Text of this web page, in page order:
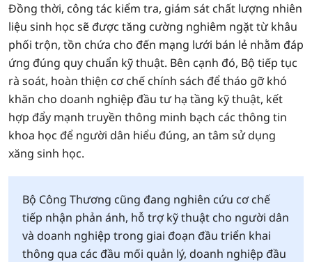
Đồng thời, công tác kiểm tra, giám sát chất lượng nhiên
liệu sinh học sẽ được tăng cường nghiêm ngặt từ khâu
phối trộn, tồn chứa cho đến mạng lưới bán lẻ nhằm đáp
ứng đúng quy chuẩn kỹ thuật. Bên cạnh đó, Bộ tiếp tục
rà soát, hoàn thiện cơ chế chính sách để tháo gỡ khó
khăn cho doanh nghiệp đầu tư hạ tầng kỹ thuật, kết
hợp đẩy mạnh truyền thông minh bạch các thông tin
khoa học để người dân hiểu đúng, an tâm sử dụng
xăng sinh học.
Bộ Công Thương cũng đang nghiên cứu cơ chế
tiếp nhận phản ánh, hỗ trợ kỹ thuật cho người dân
và doanh nghiệp trong giai đoạn đầu triển khai
thông qua các đầu mối quản lý, doanh nghiệp đầu